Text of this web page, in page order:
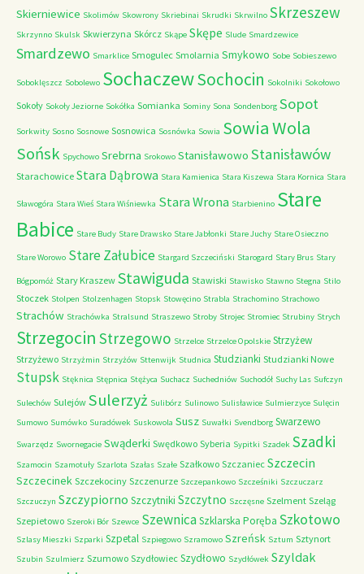
Skierniewice Skolimów Skowrony Skriebinai Skrudki Skrwilno Skrzeszew
Skrzynno Skulsk Skwierzyna Skórcz Skąpe Skępe Slude Smardzewice
Smardzewo Smarklice Smogulec Smolarnia Smykowo Sobe Sobieszewo
Soboklęszcz Sobolewo SochaczewSochocin Sokolniki Sokołowo
Sokoły Sokoły Jeziorne Sokółka Somianka Sominy Sona Sondenborg Sopot
Sorkwity Sosno Sosnowe Sosnowica Sosnówka Sowia Sowia Wola
Sońsk Spychowo Srebrna Srokowo Stanisławowo Stanisławów
Starachowice Stara Dąbrowa Stara Kamienica Stara Kiszewa Stara Kornica Stara
Sławogóra Stara Wieś Stara Wiśniewka Stara Wrona Starbienino Stare
Babice Stare Budy Stare Drawsko Stare Jabłonki Stare Juchy Stare Osieczno
Stare Worowo Stare Załubice Stargard Szczeciński Starogard Stary Brus Stary
Bógpomóż Stary Kraszew Stawiguda Stawiski Stawisko Stawno Stegna Stilo
Stoczek Stolpen Stolzenhagen Stopsk Stowęcino Strabla Strachomino Strachowo
Strachów Strachówka Stralsund Straszewo Stroby Strojec Stromiec Strubiny Strych
Strzegocin Strzegowo Strzelce Strzelce Opolskie Strzyżew
Strzyżewo Strzyżmin Strzyżów Sttenwijk Studnica Studzianki Studzianki Nowe
Stupsk Stęknica Stępnica Stężyca Suchacz Suchedniów Suchodół Suchy Las Sufczyn
Sulechów Sulejów Sulerzyż Sulibórz Sulinowo Sulisławice Sulmierzyce Sulęcin
Sumowo Sumówko Suradówek Suskowola Susz Suwałki Svendborg Swarzewo
Swarzędz Swornegacie Swąderki Swędkowo Syberia Sypitki Szadek Szadki
Szamocin Szamotuły Szarlota Szałas Szałe Szałkowo Szczaniec Szczecin
Szczecinek Szczekociny Szczenurze Szczepankowo Szcześniki Szczuczarz
Szczuczyn Szczypiorno Szczytniki Szczytno Szczęsne Szelment Szeląg
Szepietowo Szeroki Bór Szewce SzewnicaSzklarska Poręba Szkotowo
Szlasy Mieszki Szparki Szpetal Szpiegowo Szramowo Szreńsk Sztum Sztynort
Szubin Szulmierz Szumowo Szydłowiec Szydłowo Szydłówek Szyldak